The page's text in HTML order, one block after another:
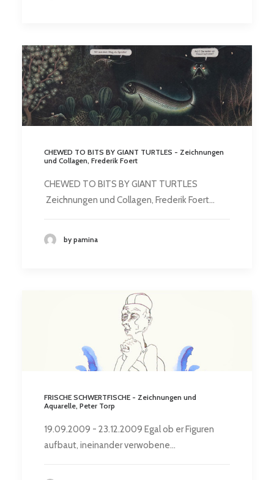
CHEWED TO BITS BY GIANT TURTLES - Zeichnungen
und Collagen, Frederik Foert
CHEWED TO BITS BY GIANT TURTLES
Zeichnungen und Collagen, Frederik Foert…
by pamina
FRISCHE SCHWERTFISCHE - Zeichnungen und
Aquarelle, Peter Torp
19.09.2009 - 23.12.2009 Egal ob er Figuren
aufbaut, ineinander verwobene…